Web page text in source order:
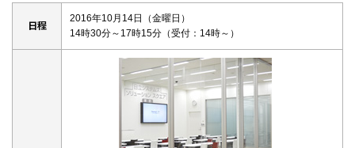
日程
2016年10月14日（金曜日）
14時30分～17時15分（受付：14時～）